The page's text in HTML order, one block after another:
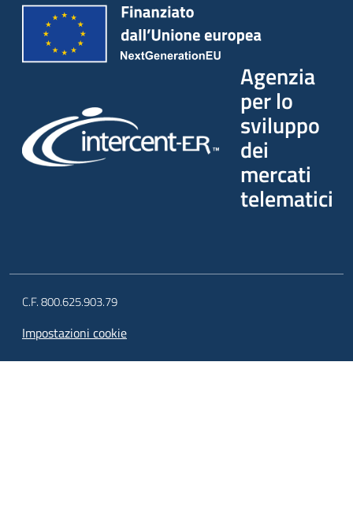
Agenzia
per lo
sviluppo
dei
mercati
telematici
C.F. 800.625.903.79
Impostazioni cookie